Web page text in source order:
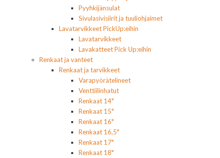
Pyyhkijänsulat
Sivulasivisiirit ja tuuliohjaimet
Lavatarvikkeet PickUp:eihin
Lavatarvikkeet
Lavakatteet Pick Up:eihin
Renkaat ja vanteet
Renkaat ja tarvikkeet
Varapyörätelineet
Venttiilinhatut
Renkaat 14"
Renkaat 15"
Renkaat 16"
Renkaat 16,5"
Renkaat 17"
Renkaat 18"